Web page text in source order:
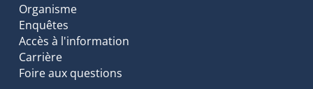
Organisme
Enquêtes
Accès à l'information
Carrière
Foire aux questions